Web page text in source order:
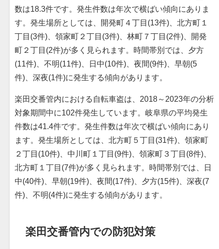
数は18.3件です。発生件数は年次で横ばい傾向にありま
す。発生場所としては、開発町４丁目(13件)、北方町１
丁目(3件)、領家町２丁目(3件)、林町７丁目(2件)、開発
町２丁目(2件)が多く見られます。時間帯別では、夕方
(11件)、不明(11件)、日中(10件)、夜間(9件)、早朝(5
件)、深夜(1件)に発生する傾向があります。
楽田交番管内における自転車盗は、2018～2023年の分析
対象期間中に102件発生しています。岐阜県の平均発生
件数は41.4件です。発生件数は年次で横ばい傾向にあり
ます。発生場所としては、北方町５丁目(31件)、領家町
２丁目(10件)、中川町１丁目(9件)、領家町３丁目(8件)、
北方町１丁目(7件)が多く見られます。時間帯別では、日
中(40件)、早朝(19件)、夜間(17件)、夕方(15件)、深夜(7
件)、不明(4件)に発生する傾向があります。
楽田交番管内での防犯対策